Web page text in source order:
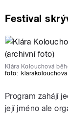
Festival
Klára Kolouchová
foto:
Program zahájí
její jméno ale